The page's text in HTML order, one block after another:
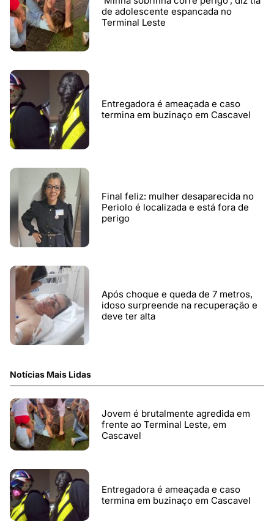
de adolescente espancada no
Terminal Leste
Entregadora é ameaçada e caso
termina em buzinaço em Cascavel
Final feliz: mulher desaparecida no
Periolo é localizada e está fora de
perigo
Após choque e queda de 7 metros,
idoso surpreende na recuperação e
deve ter alta
Notícias Mais Lidas
Jovem é brutalmente agredida em
frente ao Terminal Leste, em
Cascavel
Entregadora é ameaçada e caso
termina em buzinaço em Cascavel